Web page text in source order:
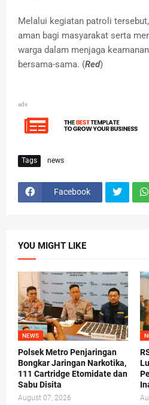
Melalui kegiatan patroli
aman bagi masyarakat serta
warga dalam menjaga
bersama-sama. (Red)
ads
Tags news
Facebook
YOU MIGHT LIKE
NEWS
Polsek Metro Penjaringan
Bongkar Jaringan Narkotika,
111 Cartridge Etomidate dan
Sabu Disita
August 07, 2026